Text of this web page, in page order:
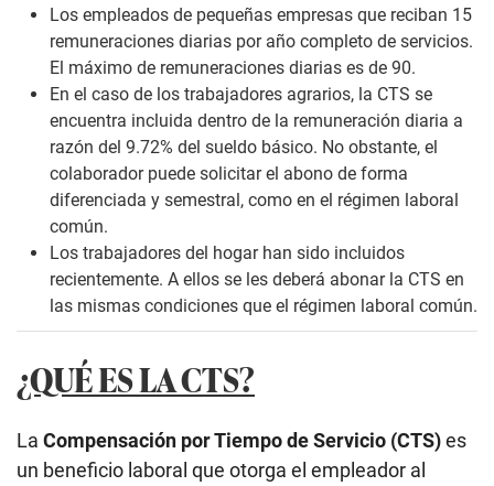
Los empleados de pequeñas empresas que reciban 15
remuneraciones diarias por año completo de servicios.
El máximo de remuneraciones diarias es de 90.
En el caso de los trabajadores agrarios, la CTS se
encuentra incluida dentro de la remuneración diaria a
razón del 9.72% del sueldo básico. No obstante, el
colaborador puede solicitar el abono de forma
diferenciada y semestral, como en el régimen laboral
común.
Los trabajadores del hogar han sido incluidos
recientemente. A ellos se les deberá abonar la CTS en
las mismas condiciones que el régimen laboral común.
¿QUÉ ES LA CTS?
La Compensación por Tiempo de Servicio (CTS)es
un beneficio laboral que otorga el empleador al